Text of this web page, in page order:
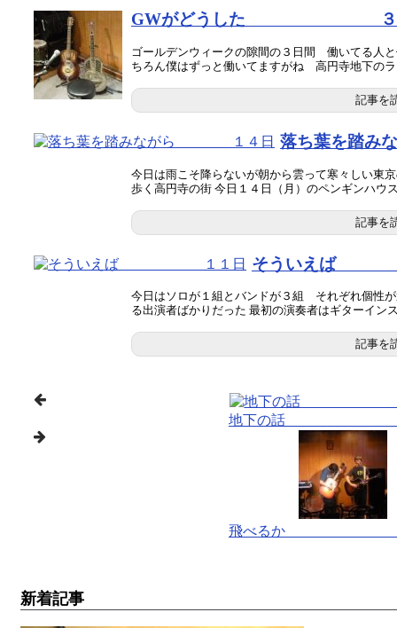
GWがどうした ３
ゴールデンウィークの隙間の３日間 働いてる人
ちろん僕はずっと働いてますがね 高円寺地下のラ
記事を
落ち葉を踏
今日は雨こそ降らないが朝から雲って寒々しい東
歩く高円寺の街 今日１４日（月）のペンギンハウ
記事を
そういえ
今日はソロが１組とバンドが３組 それぞれ個性
る出演者ばかりだった 最初の演奏者はギターイン
記事を
地下の話 １
飛べるか １
新着記事